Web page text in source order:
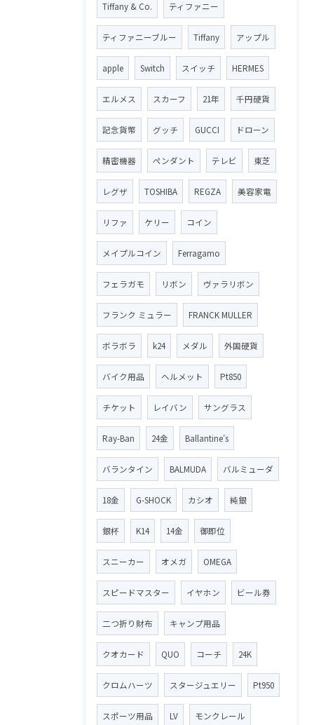
Tiffany & Co. ティファニー
ティファニーブルー Tiffany アップル
apple Switch スイッチ HERMES
エルメス スカーフ 21年 千円硬貨
記念貨幣 グッチ GUCCI ドローン
精密機器 ペンダント テレビ 東芝
レグザ TOSHIBA REGZA 美容家電
リファ ケリー コイン
メイプルコイン Ferragamo
フェラガモ リボン ヴァラリボン
フランク ミュラー FRANCK MULLER
ボラボラ k24 メダル 外国硬貨
バイク用品 ヘルメット Pt850
チケット レイバン サングラス
Ray-Ban 24金 Ballantine′s
バランタイン BALMUDA バルミューダ
18金 G-SHOCK カシオ 純銀
銀杯 K14 14金 御即位
スニーカー オメガ OMEGA
スピードマスター イヤホン ビール券
二つ折り財布 キャンプ用品
クオカード QUO コーチ 24K
クロムハーツ スタージュエリー Pt950
スポーツ用品 LV モンクレール